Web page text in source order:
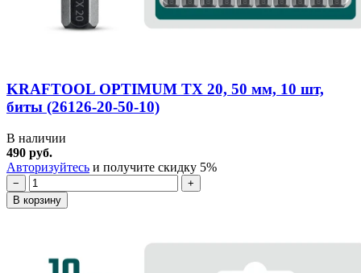
KRAFTOOL OPTIMUM TX 20, 50 мм, 10 шт,
биты (26126-20-50-10)
В наличии
490 руб.
Авторизуйтесь и получите скидку 5%
−
+
В корзину